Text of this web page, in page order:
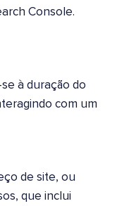
Console.
à duração do
com um
de site, ou
que inclui